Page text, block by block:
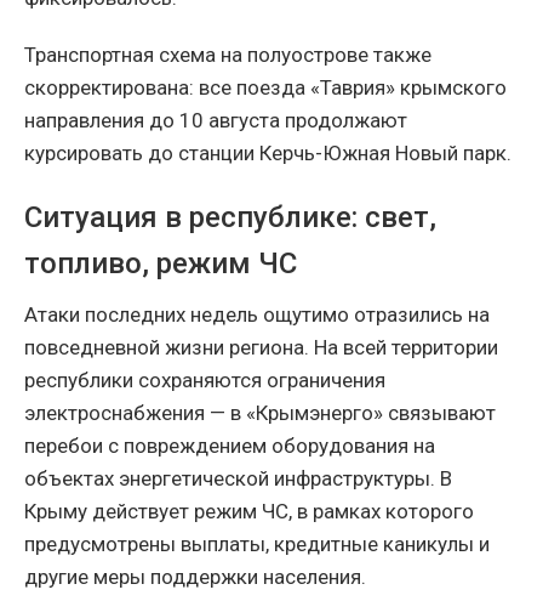
Транспортная схема на полуострове также
скорректирована: все поезда «Таврия» крымского
направления до 10 августа продолжают
курсировать до станции Керчь-Южная Новый парк.
Ситуация в республике: свет,
топливо, режим ЧС
Атаки последних недель ощутимо отразились на
повседневной жизни региона. На всей территории
республики сохраняются ограничения
электроснабжения — в «Крымэнерго» связывают
перебои с повреждением оборудования на
объектах энергетической инфраструктуры. В
Крыму действует режим ЧС, в рамках которого
предусмотрены выплаты, кредитные каникулы и
другие меры поддержки населения.